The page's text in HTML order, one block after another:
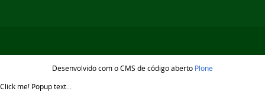
Desenvolvido com o CMS de código aberto Plone
Click me! Popup text...